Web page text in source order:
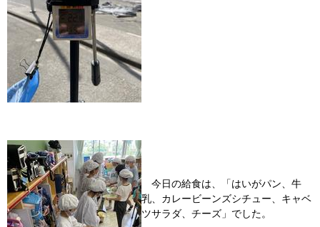
今日の給食は、「はいがパン、牛
乳、カレービーンズシチュー、キャベ
ツサラダ、チーズ」でした。